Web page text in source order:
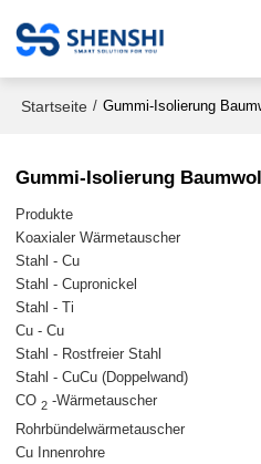
Startseite / Gummi-Isolierung
Gummi-Isolierung
Produkte
Koaxialer Wärmetauscher
Stahl - Cu
Stahl - Cupronickel
Stahl - Ti
Cu - Cu
Stahl - Rostfreier Stahl
Stahl - CuCu (Doppelwand)
CO2 -Wärmetauscher
Rohrbündelwärmetauscher
Cu Innenrohre